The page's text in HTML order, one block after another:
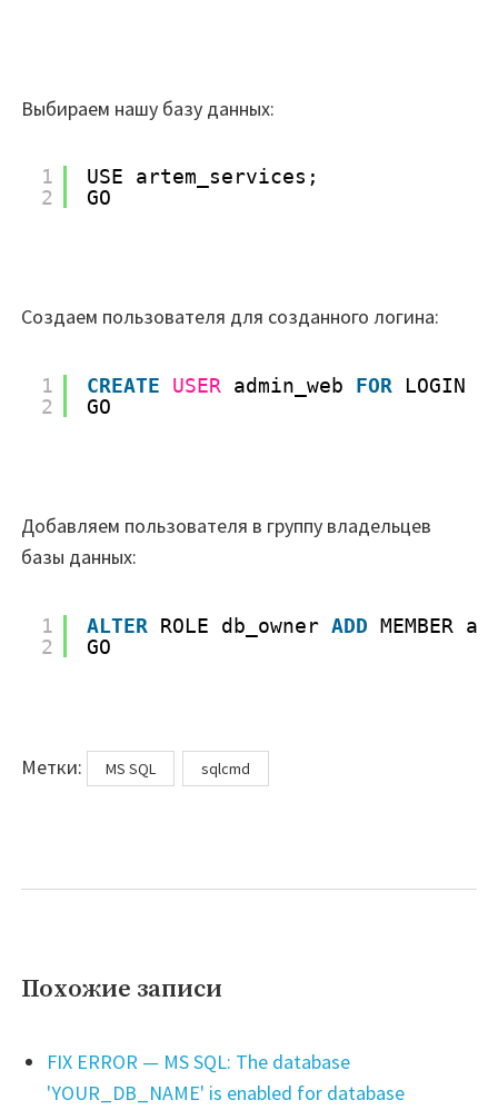
Выбираем нашу базу данных:
1
2
USE artem_services;
GO
Создаем пользователя для созданного логина:
1
2
CREATE USER admin_web FOR LOGIN
GO
Добавляем пользователя в группу владельцев
базы данных:
1
2
ALTER ROLE db_owner ADD MEMBER
GO
Метки: Метки
MS SQL sqlcmd
Похожие записи
FIX ERROR — MS SQL: The database
'YOUR_DB_NAME' is enabled for database